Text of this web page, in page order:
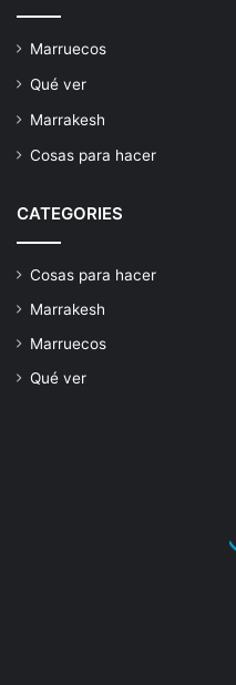
Marruecos
Qué ver
Marrakesh
Cosas para hacer
CATEGORIES
Cosas para hacer
Marrakesh
Marruecos
Qué ver